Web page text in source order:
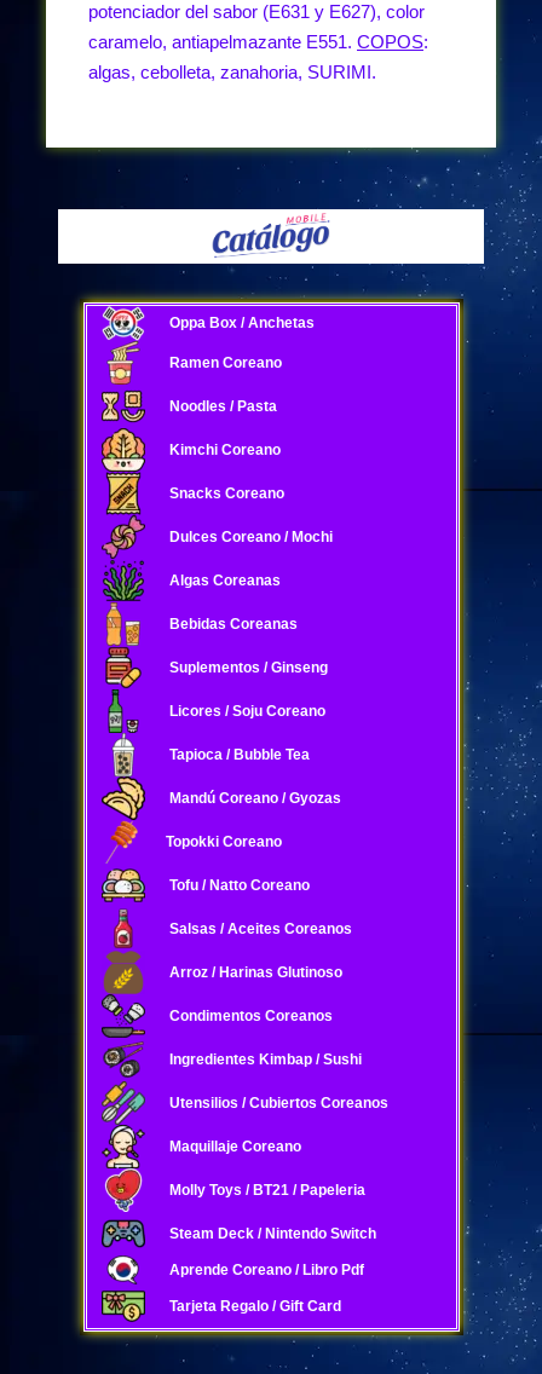
potenciador del sabor (E631 y E627), color
caramelo, antiapelmazante E551. COPOS:
algas, cebolleta, zanahoria, SURIMI.
Oppa Box / Anchetas
Ramen Coreano
Noodles / Pasta
Kimchi Coreano
Snacks Coreano
Dulces Coreano / Mochi
Algas Coreanas
Bebidas Coreanas
Suplementos / Ginseng
Licores / Soju Coreano
Tapioca / Bubble Tea
Mandú Coreano / Gyozas
Topokki Coreano
Tofu / Natto Coreano
Salsas / Aceites Coreanos
Arroz / Harinas Glutinoso
Condimentos Coreanos
Ingredientes Kimbap / Sushi
Utensilios / Cubiertos Coreanos
Maquillaje Coreano
Molly Toys / BT21 / Papeleria
Steam Deck / Nintendo Switch
Aprende Coreano / Libro Pdf
Tarjeta Regalo / Gift Card